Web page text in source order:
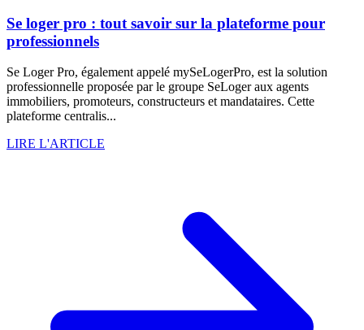
Se loger pro : tout savoir sur la plateforme pour
professionnels
Se Loger Pro, également appelé mySeLogerPro, est la solution
professionnelle proposée par le groupe SeLoger aux agents
immobiliers, promoteurs, constructeurs et mandataires. Cette
plateforme centralis...
LIRE L'ARTICLE